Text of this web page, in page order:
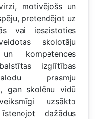
motivējošs un
pretendējot uz
vai iesaistoties
skolotāju
kompetences
izglītības
prasmju
gan skolēnu vidū
uzsākto
dažādus